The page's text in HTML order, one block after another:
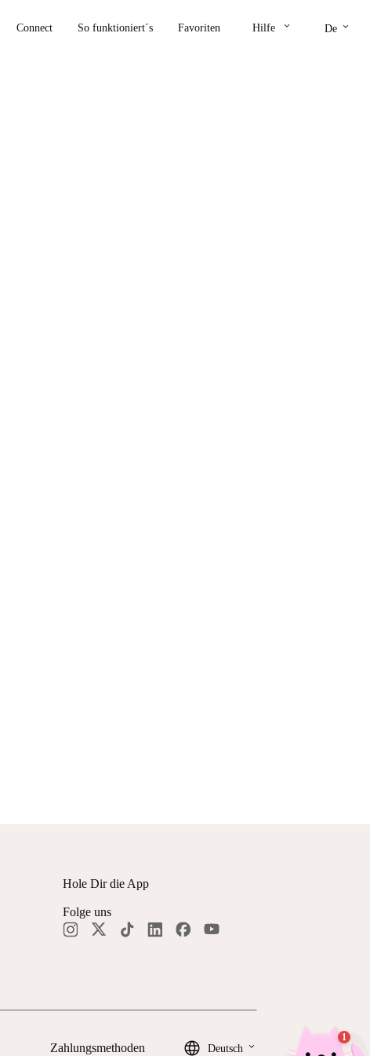
Connect So funktioniert´s Favoriten Hilfe keyboard_arrow_down De keyboard_arrow_down
Hole Dir die App
Folge uns
Zahlungsmethoden Deutsch keyboard_arrow_down